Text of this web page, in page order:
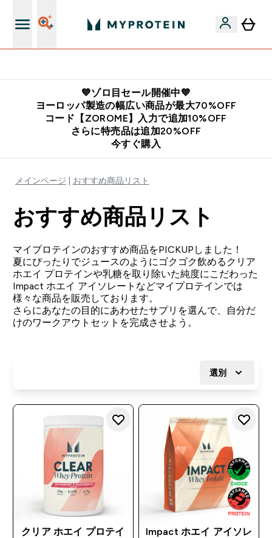
💙ゾロ目セール開催中💙
ヨーロッパ製造の幅広い商品が最大70%OFF
コード【ZOROME】入力で追加10%OFF
さらに特売品は追加20%OFF
今すぐ購入
メインページ おすすめ商品リスト
おすすめ商品リスト
マイプロテインのおすすめ商品をPICKUPしました！
夏にぴったりでジュースのようにゴクゴク飲めるクリア
ホエイ プロテインや乳糖を取り除いた純度にこだわった
Impact ホエイ アイソレートなどマイプロテインでは
様々な商品を販売しております。
さらにあなたの目的にあわせたサプリを選んで、自分だ
けのワークアウトセットを完成させよう。
選別
クリア ホエイ プロテイ
Impact ホエイ アイソレ